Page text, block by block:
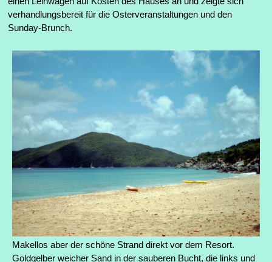
verhandlungsbereit für die Osterveranstaltungen und den
Sunday-Brunch.
Makellos aber der schöne Strand direkt vor dem Resort.
Goldgelber weicher Sand in der sauberen Bucht, die links und